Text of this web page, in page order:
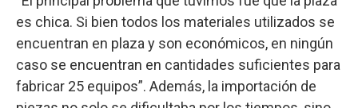
es chica. Si bien todos los materiales utilizados se
encuentran en plaza y son económicos, en ningún
caso se encuentran en cantidades suficientes para
fabricar 25 equipos”. Además, la importación de